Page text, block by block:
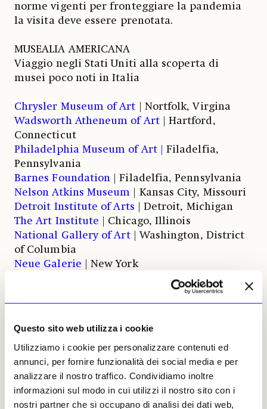
Questo sito web utilizza i cookie
Utilizziamo i cookie per personalizzare contenuti ed
annunci, per fornire funzionalità dei social media e per
analizzare il nostro traffico. Condividiamo inoltre
informazioni sul modo in cui utilizzi il nostro sito con i
nostri partner che si occupano di analisi dei dati web,
norme vigenti per fronteggiare la pandemia
la visita deve essere prenotata.
MUSEALIA AMERICANA
Viaggio negli Stati Uniti alla scoperta di
musei poco noti in Italia
Chrysler Museum of Art | Nortfolk, Virgina
Wadsworth Atheneum of Art
| Hartford,
Connecticut
Philadelphia Museum of Art |
Filadelfia,
Pennsylvania
Barnes Foundation | Filadelfia, Pennsylvania
Nelson Atkins Museum | Kansas City, Missouri
Detroit Institute of Arts | Detroit, Michigan
The Art Institute
| Chicago, Illinois
National Gallery of Art| Washington, District
of Columbia
Neue Galerie | New York
| New York
| New York
Frick Collection| New York
Legion of Honor Museum
California
Hearts Castle| San Simeon, California
Getty Villa| Los Angeles, California
San Diego Museum of Art| San Diego,